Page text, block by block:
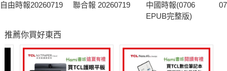
自由時報20260719 聯合報 20260719
中國時報(0706
EPUB完整版)
推薦你買好東西